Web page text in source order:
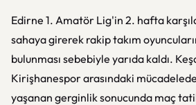
Edirne 1. Amatör Lig'in 2. hafta
sahaya girerek rakip takım
bulunması sebebiyle yarıda kaldı.
Kirişhanespor arasındaki
yaşanan gerginlik sonucunda maç